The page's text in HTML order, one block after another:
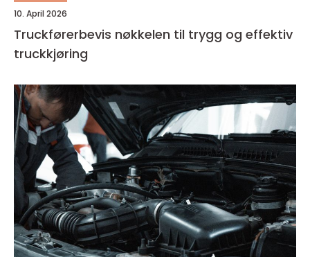
10. April 2026
Truckførerbevis nøkkelen til trygg og effektiv
truckkjøring